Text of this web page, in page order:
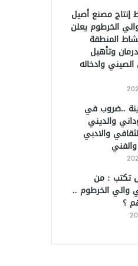
إنتاج مصنع أصيل
الخرطوم يعلن
المنطقة
وتأهيل
وادخاله
..ضروب في
والديني
والادبي
تكتب : من
والي الخرطوم ..
؟